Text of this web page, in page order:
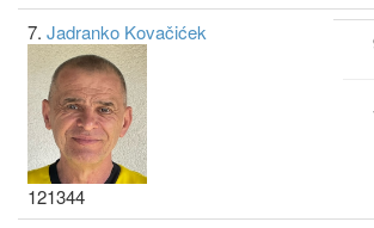
7. Jadranko Kovačićek
121344